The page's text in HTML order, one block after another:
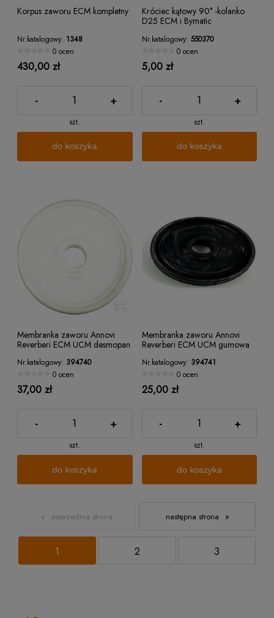
Korpus zaworu ECM kompletny
Nr.katalogowy: 1348
0 ocen
430,00 zł
- +
szt.
do koszyka
Króciec kątowy 90° -kolanko
D25 ECM i Bymatic
Nr.katalogowy: 550370
0 ocen
5,00 zł
- +
szt.
do koszyka
Membranka zaworu Annovi
Reverberi ECM UCM desmopan
Nr.katalogowy: 394740
0 ocen
37,00 zł
- +
szt.
do koszyka
Membranka zaworu Annovi
Reverberi ECM UCM gumowa
Nr.katalogowy: 394741
0 ocen
25,00 zł
- +
szt.
do koszyka
«
1 2 3
»